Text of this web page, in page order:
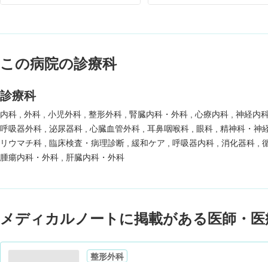
この病院の診療科
診療科
内科 外科 小児外科 整形外科 腎臓内科・外科 心療内科
神経内
呼吸器外科
泌尿器科 心臓血管外科 耳鼻咽喉科 眼科
精神科・神
リウマチ科
臨床検査・病理診断 緩和ケア 呼吸器内科 消化器科
腫瘍内科・外科
肝臓内科・外科
メディカルノートに掲載がある医師・
整形外科